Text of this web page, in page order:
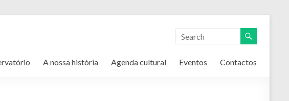
A nossa história Agenda cultural Eventos Contactos